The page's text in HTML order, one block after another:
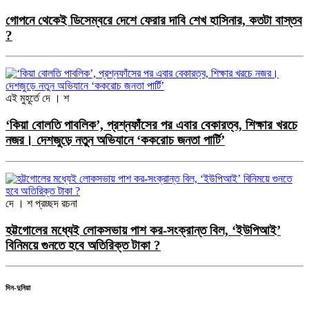
গোপনে থেকেই ডিসেম্বরে দেশে ফেরার দাবি শেখ হাসিনার, কতটা বাস্তব
?
এই মুহূর্তে দে । শ
‘কিয়া বোলতি পাবলিক’, প্রশ্নফাঁসের পর এবার বেকারত্ব, শিক্ষার খরচে
নজর। দেশজুড়ে নতুন অভিযানে ‘ককরোচ জনতা পার্টি’
দে । শ প্রচ্ছদ রচনা
হট্টগোলের মধ্যেই লোকসভায় পাশ কর-সংক্রান্ত বিল, ‘ইউপিআই’
বিনিময়ে গুনতে হবে অতিরিক্ত টাকা ?
দিন-দুনিয়া